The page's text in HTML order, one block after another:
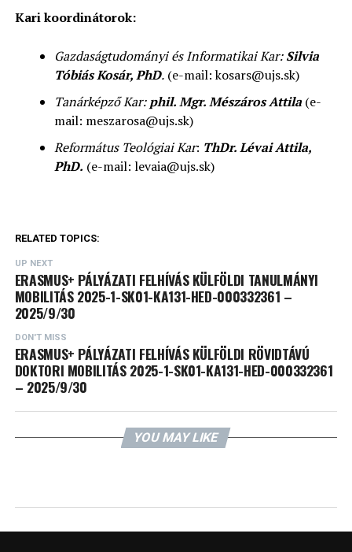
Kari koordinátorok:
Gazdaságtudományi és Informatikai Kar: Silvia
Tóbiás Kosár, PhD.(e-mail: kosars@ujs.sk)
Tanárképző Kar: phil. Mgr. Mészáros Attila(e-
mail: meszarosa@ujs.sk)
Református Teológiai Kar: ThDr. Lévai Attila,
PhD. (e-mail: levaia@ujs.sk)
RELATED TOPICS:
UP NEXT
ERASMUS+ PÁLYÁZATI FELHÍVÁS KÜLFÖLDI TANULMÁNYI
MOBILITÁS 2025-1-SK01-KA131-HED-000332361 –
2025/9/30
DON'T MISS
ERASMUS+ PÁLYÁZATI FELHÍVÁS KÜLFÖLDI RÖVIDTÁVÚ
DOKTORI MOBILITÁS 2025-1-SK01-KA131-HED-000332361
– 2025/9/30
YOU MAY LIKE